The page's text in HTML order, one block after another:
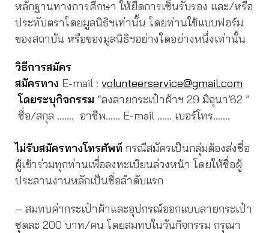
หลักฐานทางการศึกษา ให้ยืดการเซ็นรับรอง และ/หรือ
ประทับตราโดยมูลนิธิฯเท่านั้น โดยท่านใช้แบบฟอร์ม
ของสถาบัน หรือของมูลนิธิฯอย่างใดอย่างหนึ่งเท่านั้น
วิธีการสมัคร
สมัครทาง E-mail : volunteerservice@gmail.com
โดยระบุกิจกรรม “ลงลายกระเป๋าผ้าฯ 29 มิถุนา’62 ”
ชื่อ/สกุล ……. อาชีพ…… E-mail …… เบอร์โทร…….
ไม่รับสมัครทางโทรศัพท์ กรณีสมัครเป็นกลุ่มต้องส่งชื่อ
ผู้เข้าร่วมทุกท่านเพื่อลงทะเบียนล่วงหน้า โดยให้ชื่อผู้
ประสานงานหลักเป็นชื่อลำดับแรก
– สมทบค่ากระเป๋าผ้าและอุปกรณ์ออกแบบลายกระเป๋า
ชุดละ 200 บาท/คน โดยสมทบในวันกิจกรรม กรุณา